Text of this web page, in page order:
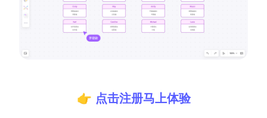
高效协作
流程整理
👉 点击注册马上体验